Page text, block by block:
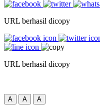
URL berhasil dicopy
URL berhasil dicopy
A A A